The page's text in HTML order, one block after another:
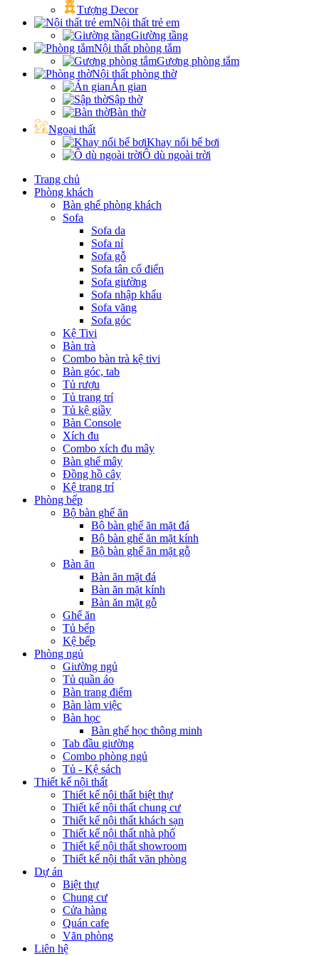
Tượng Decor
Nội thất trẻ em
Giường tầng
Nội thất phòng tắm
Gương phòng tắm
Nội thất phòng thờ
Án gian
Sập thờ
Bàn thờ
Ngoại thất
Khay nổi bể bơi
Ô dù ngoài trời
Trang chủ
Phòng khách
Bàn ghế phòng khách
Sofa
Sofa da
Sofa nỉ
Sofa gỗ
Sofa tân cổ điển
Sofa giường
Sofa nhập khẩu
Sofa văng
Sofa góc
Kệ Tivi
Bàn trà
Combo bàn trà kệ tivi
Bàn góc, tab
Tủ rượu
Tủ trang trí
Tủ kệ giầy
Bàn Console
Xích đu
Combo xích đu mây
Bàn ghế mây
Đồng hồ cây
Kệ trang trí
Phòng bếp
Bộ bàn ghế ăn
Bộ bàn ghế ăn mặt đá
Bộ bàn ghế ăn mặt kính
Bộ bàn ghế ăn mặt gỗ
Bàn ăn
Bàn ăn mặt đá
Bàn ăn mặt kính
Bàn ăn mặt gỗ
Ghế ăn
Tủ bếp
Kệ bếp
Phòng ngủ
Giường ngủ
Tủ quần áo
Bàn trang điểm
Bàn làm việc
Bàn học
Bàn ghế học thông minh
Tab đầu giường
Combo phòng ngủ
Tủ - Kệ sách
Thiết kế nội thất
Thiết kế nội thất biệt thự
Thiết kế nội thất chung cư
Thiết kế nội thất khách sạn
Thiết kế nội thất nhà phố
Thiết kế nội thất showroom
Thiết kế nội thất văn phòng
Dự án
Biệt thự
Chung cư
Cửa hàng
Quán cafe
Văn phòng
Liên hệ